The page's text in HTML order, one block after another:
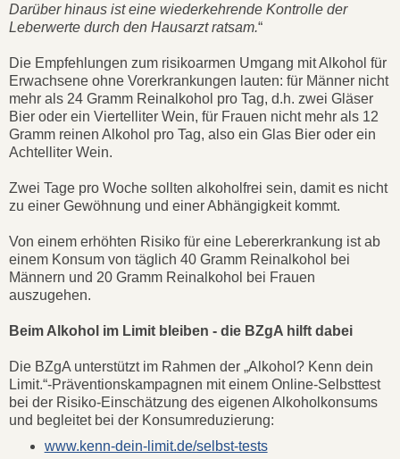
Darüber hinaus ist eine wiederkehrende Kontrolle der
Leberwerte durch den Hausarzt ratsam.“
Die Empfehlungen zum risikoarmen Umgang mit Alkohol für
Erwachsene ohne Vorerkrankungen lauten: für Männer nicht
mehr als 24 Gramm Reinalkohol pro Tag, d.h. zwei Gläser
Bier oder ein Viertelliter Wein, für Frauen nicht mehr als 12
Gramm reinen Alkohol pro Tag, also ein Glas Bier oder ein
Achtelliter Wein.
Zwei Tage pro Woche sollten alkoholfrei sein, damit es nicht
zu einer Gewöhnung und einer Abhängigkeit kommt.
Von einem erhöhten Risiko für eine Lebererkrankung ist ab
einem Konsum von täglich 40 Gramm Reinalkohol bei
Männern und 20 Gramm Reinalkohol bei Frauen
auszugehen.
Beim Alkohol im Limit bleiben - die BZgA hilft dabei
Die BZgA unterstützt im Rahmen der „Alkohol? Kenn dein
Limit.“-Präventionskampagnen mit einem Online-Selbsttest
bei der Risiko-Einschätzung des eigenen Alkoholkonsums
und begleitet bei der Konsumreduzierung:
www.kenn-dein-limit.de/selbst-tests